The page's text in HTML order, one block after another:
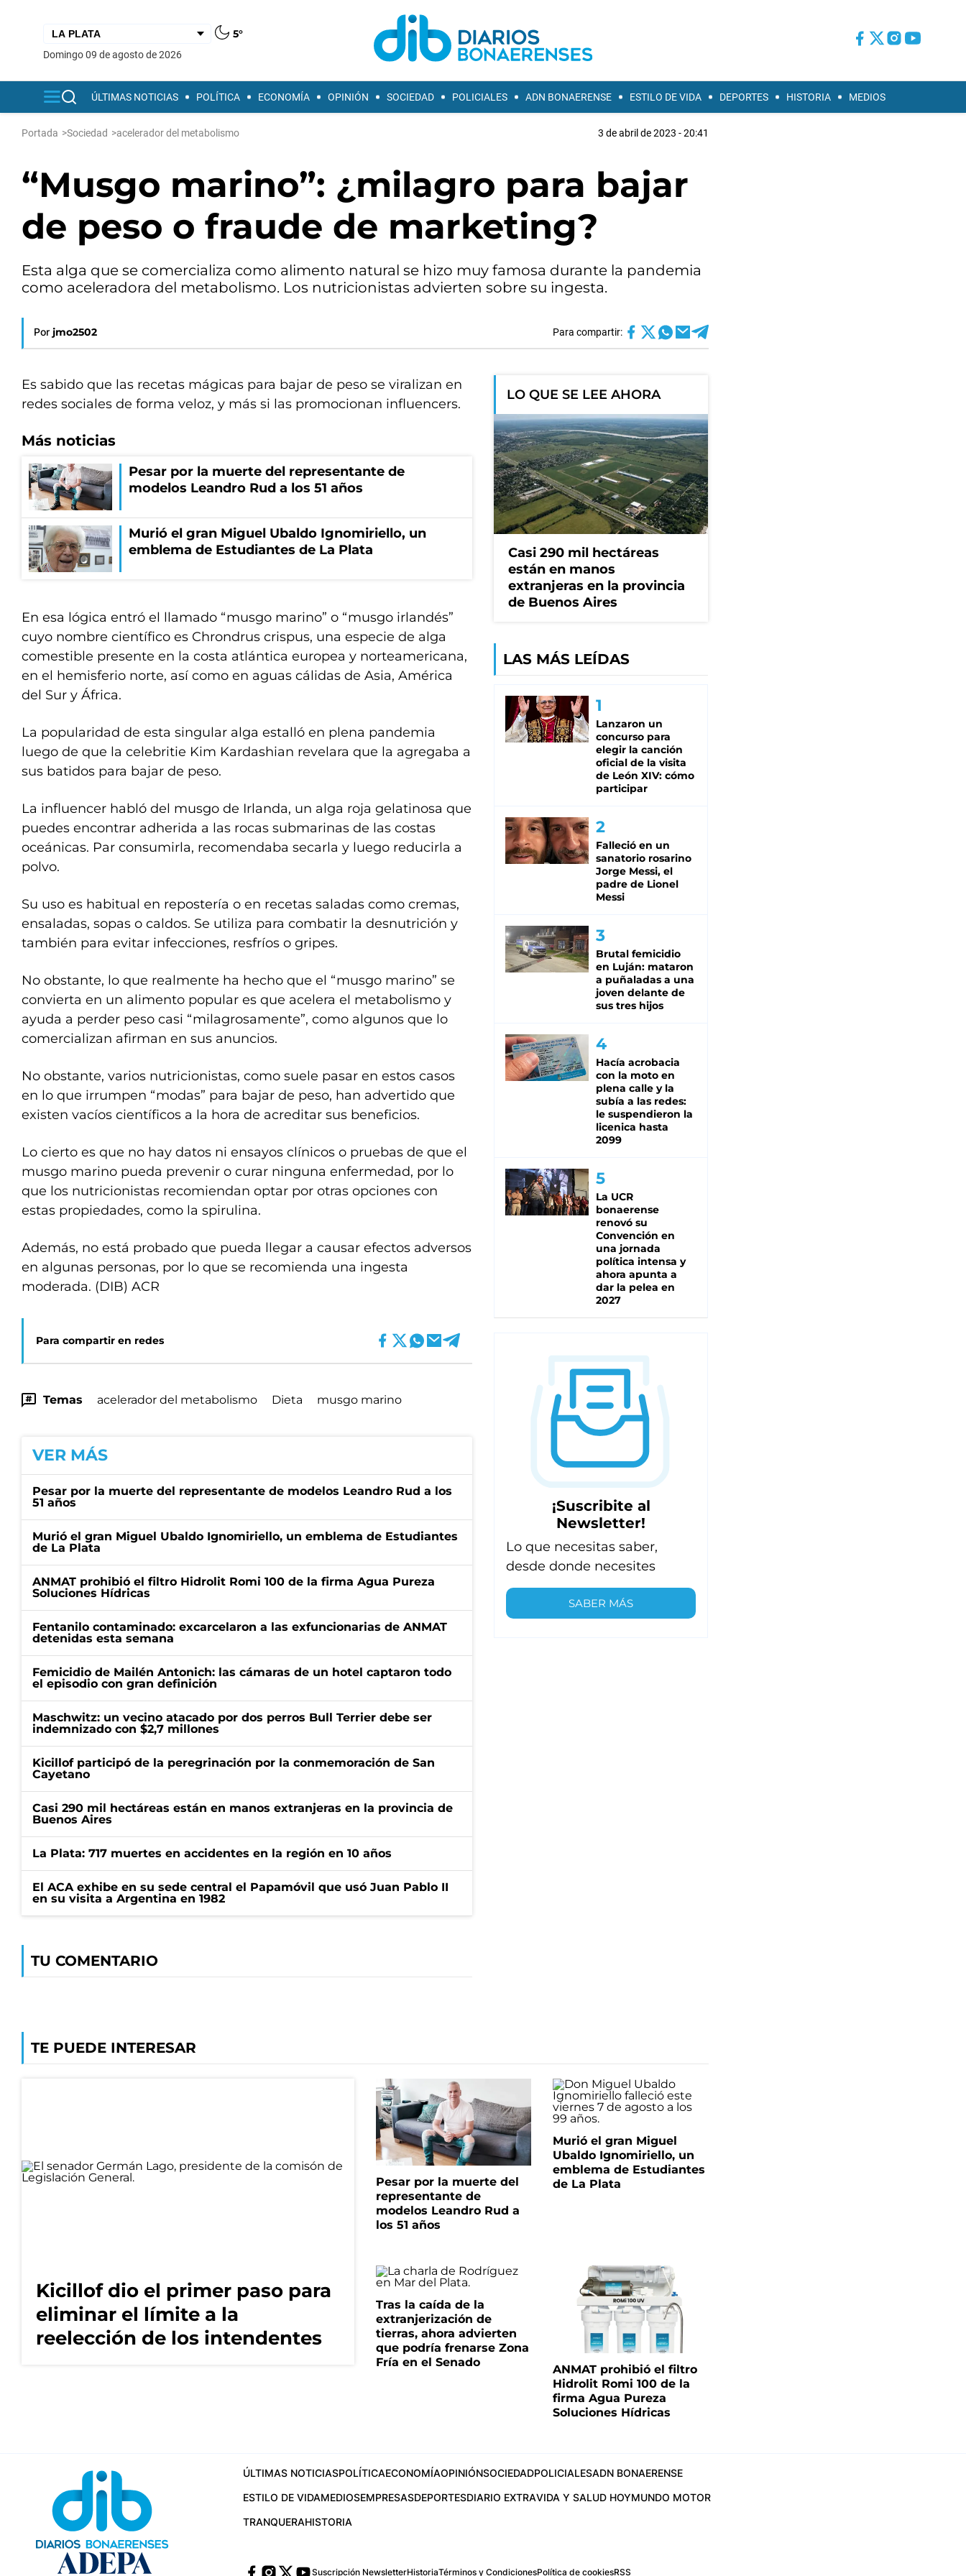
5°
domingo 09 de agosto de 2026
ÚLTIMAS NOTICIAS POLÍTICA ECONOMÍA OPINIÓN SOCIEDAD POLICIALES ADN BONAERENSE ESTILO DE VIDA DEPORTES HISTORIA MEDIOS
Portada >Sociedad >acelerador del metabolismo 3 de abril de 2023 - 20:41
“Musgo marino”: ¿milagro para bajar
de peso o fraude de marketing?
Esta alga que se comercializa como alimento natural se hizo muy famosa durante la pandemia
como aceleradora del metabolismo. Los nutricionistas advierten sobre su ingesta.
Por jmo2502 Para compartir:
Es sabido que las recetas mágicas para bajar de peso se viralizan en
redes sociales de forma veloz, y más si las promocionan influencers.
Más noticias
Pesar por la muerte del representante de
modelos Leandro Rud a los 51 años
Murió el gran Miguel Ubaldo Ignomiriello, un
emblema de Estudiantes de La Plata
En esa lógica entró el llamado “musgo marino” o “musgo irlandés”
cuyo nombre científico es Chrondrus crispus, una especie de alga
comestible presente en la costa atlántica europea y norteamericana,
en el hemisferio norte, así como en aguas cálidas de Asia, América
del Sur y África.
La popularidad de esta singular alga estalló en plena pandemia
luego de que la celebritie Kim Kardashian revelara que la agregaba a
sus batidos para bajar de peso.
La influencer habló del musgo de Irlanda, un alga roja gelatinosa que
puedes encontrar adherida a las rocas submarinas de las costas
oceánicas. Par consumirla, recomendaba secarla y luego reducirla a
polvo.
Su uso es habitual en repostería o en recetas saladas como cremas,
ensaladas, sopas o caldos. Se utiliza para combatir la desnutrición y
también para evitar infecciones, resfríos o gripes.
No obstante, lo que realmente ha hecho que el “musgo marino” se
convierta en un alimento popular es que acelera el metabolismo y
ayuda a perder peso casi “milagrosamente”, como algunos que lo
comercializan afirman en sus anuncios.
No obstante, varios nutricionistas, como suele pasar en estos casos
en lo que irrumpen “modas” para bajar de peso, han advertido que
existen vacíos científicos a la hora de acreditar sus beneficios.
Lo cierto es que no hay datos ni ensayos clínicos o pruebas de que el
musgo marino pueda prevenir o curar ninguna enfermedad, por lo
que los nutricionistas recomiendan optar por otras opciones con
estas propiedades, como la spirulina.
Además, no está probado que pueda llegar a causar efectos adversos
en algunas personas, por lo que se recomienda una ingesta
moderada. (DIB) ACR
Para compartir en redes
Temas acelerador del metabolismo Dieta musgo marino
VER MÁS
Pesar por la muerte del representante de modelos Leandro Rud a los
51 años
Murió el gran Miguel Ubaldo Ignomiriello, un emblema de Estudiantes
de La Plata
ANMAT prohibió el filtro Hidrolit Romi 100 de la firma Agua Pureza
Soluciones Hídricas
Fentanilo contaminado: excarcelaron a las exfuncionarias de ANMAT
detenidas esta semana
Femicidio de Mailén Antonich: las cámaras de un hotel captaron todo
el episodio con gran definición
Maschwitz: un vecino atacado por dos perros Bull Terrier debe ser
indemnizado con $2,7 millones
Kicillof participó de la peregrinación por la conmemoración de San
Cayetano
Casi 290 mil hectáreas están en manos extranjeras en la provincia de
Buenos Aires
La Plata: 717 muertes en accidentes en la región en 10 años
El ACA exhibe en su sede central el Papamóvil que usó Juan Pablo II
en su visita a Argentina en 1982
TU COMENTARIO
LO QUE SE LEE AHORA
Casi 290 mil hectáreas
están en manos
extranjeras en la provincia
de Buenos Aires
LAS MÁS LEÍDAS
Lanzaron un
concurso para
elegir la canción
oficial de la visita
de León XIV: cómo
participar
Falleció en un
sanatorio rosarino
Jorge Messi, el
padre de Lionel
Messi
Brutal femicidio
en Luján: mataron
a puñaladas a una
joven delante de
sus tres hijos
Hacía acrobacia
con la moto en
plena calle y la
subía a las redes:
le suspendieron la
licenica hasta
2099
La UCR
bonaerense
renovó su
Convención en
una jornada
política intensa y
ahora apunta a
dar la pelea en
2027
¡Suscribite al
Newsletter!
Lo que necesitas saber,
desde donde necesites
SABER MÁS
TE PUEDE INTERESAR
Kicillof dio el primer paso para
eliminar el límite a la
reelección de los intendentes
Pesar por la muerte del
representante de
modelos Leandro Rud a
los 51 años
Murió el gran Miguel
Ubaldo Ignomiriello, un
emblema de Estudiantes
de La Plata
Tras la caída de la
extranjerización de
tierras, ahora advierten
que podría frenarse Zona
Fría en el Senado
ANMAT prohibió el filtro
Hidrolit Romi 100 de la
firma Agua Pureza
Soluciones Hídricas
ÚLTIMAS NOTICIASPOLÍTICAECONOMÍAOPINIÓNSOCIEDADPOLICIALESADN BONAERENSE
ESTILO DE VIDAMEDIOSEMPRESASDEPORTESDIARIO EXTRAVIDA Y SALUD HOYMUNDO MOTOR
TRANQUERAHISTORIA
Suscripción NewsletterHistoriaTérminos y CondicionesPolítica de cookiesRSS